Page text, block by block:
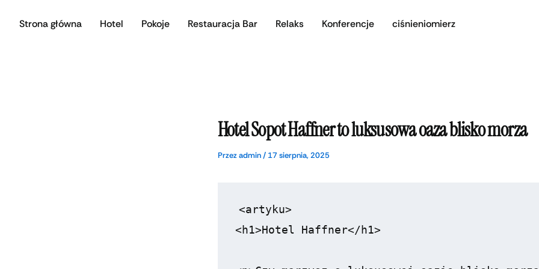
Strona główna Hotel Pokoje Restauracja Bar Relaks Konferencje ciśnieniomierz
Hotel Sopot Haffner to luksusowa oaza blisko morza
Przezadmin/ 17 sierpnia, 2025
<artyku>
<h1>Hotel Haffner</h1>